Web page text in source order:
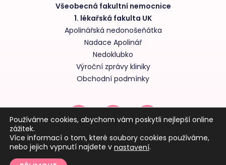
Všeobecná fakultní nemocnice
1. lékařská fakulta UK
Apolinářská nedonošeňátka
Nadace Apolinář
Nedoklubko
Výroční zprávy kliniky
Obchodní podmínky
Používáme cookies, abychom vám poskytli nejlepší online
zážitek.
Více informací o tom, které soubory cookies používáme,
nebo jejich vypnutí najdete v nastavení.